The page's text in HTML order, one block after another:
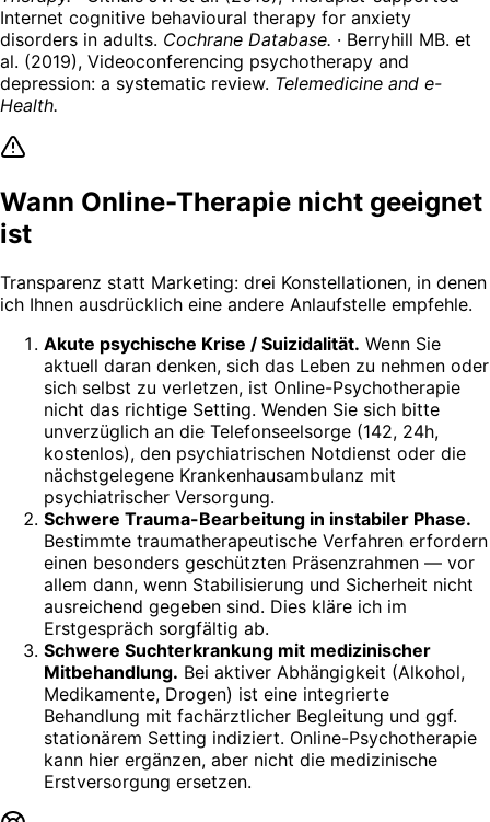
Internet cognitive behavioural therapy for anxiety
disorders in adults. Cochrane Database. · Berryhill MB. et
al. (2019), Videoconferencing psychotherapy and
depression: a systematic review. Telemedicine and e-
Health.
Wann Online-Therapie nicht geeignet
ist
Transparenz statt Marketing: drei Konstellationen, in denen
ich Ihnen ausdrücklich eine andere Anlaufstelle empfehle.
Akute psychische Krise / Suizidalität. Wenn Sie
aktuell daran denken, sich das Leben zu nehmen oder
sich selbst zu verletzen, ist Online-Psychotherapie
nicht das richtige Setting. Wenden Sie sich bitte
unverzüglich an die Telefonseelsorge (142, 24h,
kostenlos), den psychiatrischen Notdienst oder die
nächstgelegene Krankenhausambulanz mit
psychiatrischer Versorgung.
Schwere Trauma-Bearbeitung in instabiler Phase.
Bestimmte traumatherapeutische Verfahren erfordern
einen besonders geschützten Präsenzrahmen — vor
allem dann, wenn Stabilisierung und Sicherheit nicht
ausreichend gegeben sind. Dies kläre ich im
Erstgespräch sorgfältig ab.
Schwere Suchterkrankung mit medizinischer
Mitbehandlung. Bei aktiver Abhängigkeit (Alkohol,
Medikamente, Drogen) ist eine integrierte
Behandlung mit fachärztlicher Begleitung und ggf.
stationärem Setting indiziert. Online-Psychotherapie
kann hier ergänzen, aber nicht die medizinische
Erstversorgung ersetzen.